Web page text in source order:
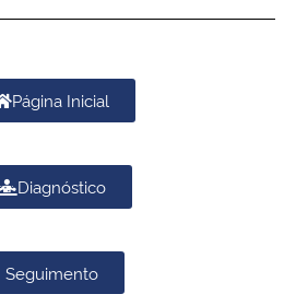
Página Inicial
Diagnóstico
Seguimento